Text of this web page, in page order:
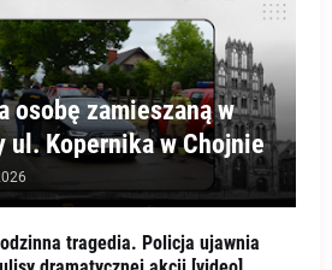
osobę zamieszaną w
ul. Kopernika w Chojnie
tragedia. Policja ujawnia